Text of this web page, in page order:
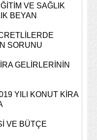
VE SAĞLIK
BEYAN
SORUNU
GELİRLERİNİN
YILI KONUT KİRA
VE BÜTÇE